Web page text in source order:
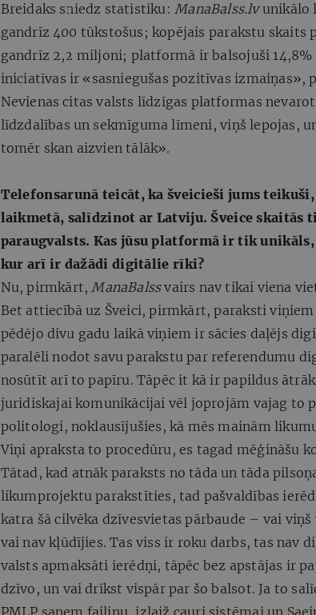
Breidaks sniedz statistiku:ManaBalss.lvunikālo
gandrīz 400 tūkstošus; kopējais parakstu
gandrīz 2,2 miljoni; platformā ir balsojuši
iniciatīvas ir «sasniegušas pozitīvas izmaiņas»,
Nevienas citas valsts līdzīgas platformas
līdzdalības un sekmīguma līmeni, viņš lepojas,
tomēr skan aizvien tālāk».
Telefonsarunā teicāt, ka šveicieši jums teikuši,
laikmetā, salīdzinot ar Latviju. Šveice skaitās
paraugvalsts. Kas jūsu platformā ir tik
kur arī ir dažādi digitālie rīki?
Nu, pirmkārt,ManaBalssvairs nav tikai viena
Bet attiecībā uz Šveici, pirmkārt, paraksti
pēdējo divu gadu laikā viņiem ir sācies daļējs
paralēli nodot savu parakstu par referendumu
nosūtīt arī to papīru. Tāpēc it kā ir papildus
juridiskajai komunikācijai vēl joprojām vajag to
politologi, noklausījušies, kā mēs mainām
Viņi apraksta to procedūru, es tagad mēģināšu
Tātad, kad atnāk paraksts no tāda un tāda
likumprojektu parakstīties, tad pašvaldības
katra šā cilvēka dzīvesvietas pārbaude – vai
vai nav kļūdījies. Tas viss ir roku darbs, tas nav
valsts apmaksāti ierēdņi, tāpēc bez apstājas ir
dzīvo, un vai drīkst vispār par šo balsot. Ja to
PMLP saņem failiņu, izlaiž cauri sistēmai un